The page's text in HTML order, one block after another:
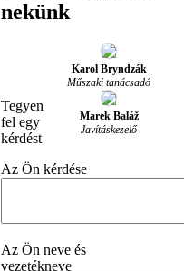
nekünk
Karol Bryndzák
Műszaki tanácsadó
Marek Baláž
Javításkezelő
Tegyen
fel egy
kérdést
Az Ön kérdése
Az Ön neve és
vezetékneve